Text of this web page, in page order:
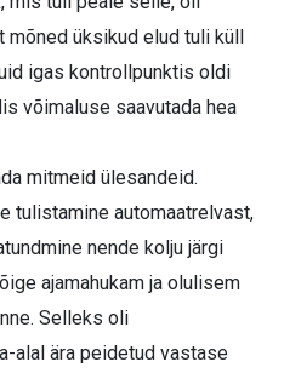
üksikud elud tuli küll
igas kontrollpunktis oldi
võimaluse saavutada hea
mitmeid ülesandeid.
tulistamine automaatrelvast,
nende kolju järgi
ajamahukam ja olulisem
Selleks oli
alal ära peidetud vastase